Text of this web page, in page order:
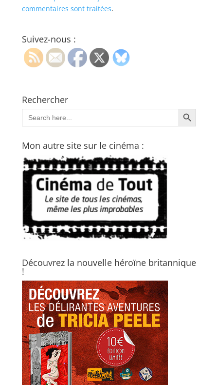
commentaires sont traitées.
Suivez-nous :
Rechercher
Search
for:
Search Button
Mon autre site sur le cinéma :
Découvrez la nouvelle héroïne britannique
!